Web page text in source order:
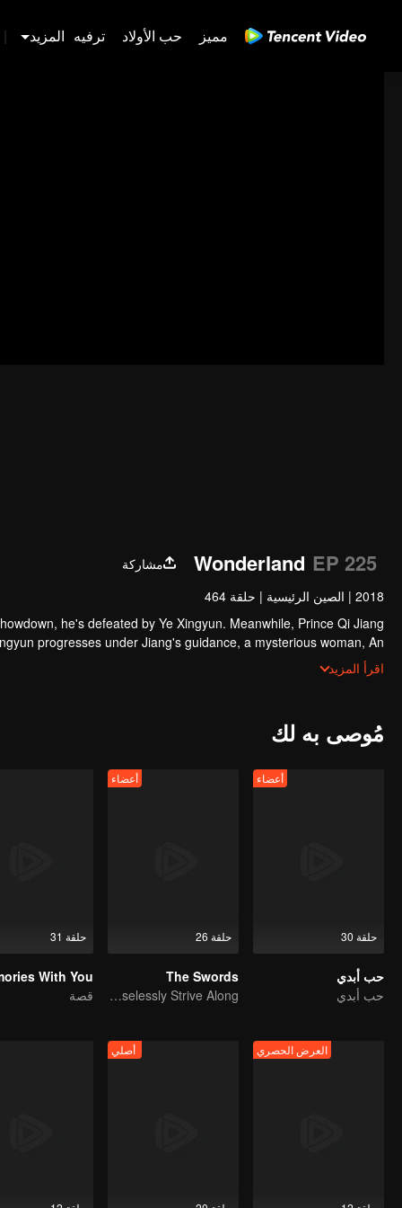
مميز حب الأولاد ترفيه المزيد |
Wonderland EP 225
مشاركة
2018
| الصين الرئيسية | حلقة 464
he's defeated by Ye Xingyun. Meanwhile, Prince Qi Jiang
progresses under Jiang's guidance, a mysterious woman, An
herself in the feud between the Demon Lord and Ye Xingyun.
اقرأ المزيد
مُوصى به لك
حلقة 30
أعضاء
حب أبدي
حب أبدي
حلقة 26
أعضاء
The Swords
As the Heaven's Movement Is Ever-Vigorous, So Must a Gentleman Ceaselessly Strive Along
حلقة 31
قصة
العرض الحصري أصلي